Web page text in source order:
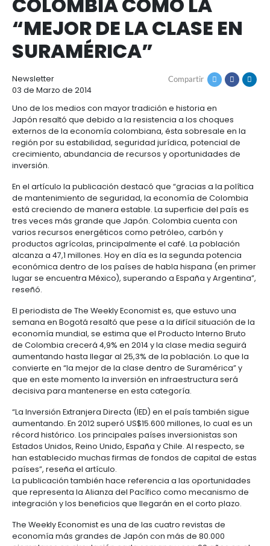
Agroindustria
y
alimentos
Agroindustria
y
alimentos
procesados
Cacao
y
derivados
Forestal
Frutas
y
verduras
Energía
Energía
renovable
Hidrógeno
verde
Salud
y
ciencias
Salud
y
ciencias
Cosméticos
y
Farmacéutica
Infraestructura
Infraestructura
Agua
saneamiento
Infraestructura
social
Manufacturas
Manufacturas
Aeronáutica
Astilleros
Automotriz
Materiales
de
construcción
Tecnología
y
creatividad
Tecnología
y
creatividad
Audiovisual
Centros
de
servicios
compartidos
Data
Otros
sectores
Otros
sectores
Agroquímicos
Infraestructura
en
turismo
Cómo
invertir
Régimen
general
de
la
inversión
extranjera
2.
Régimen
corporativo
3.
Cumplimiento
y
gobierno
corporativo
4.
Derecho
laboral
migratorio
5.
Relaciones
con
el
estado
Recursos
Recursos
Acompañamiento
Buscador
de
oportunidades
Buscador
de
oportunidades
Inversionista
colombiano
Directorio
de
servicios
Recursos
de
información
Mapa
de
proyectos
por
región
Oportunidades
de
Inversión
Regional
Contacto
THE WEEKLY
DE JAPÓN
COLOMBIA COMO LA
“MEJOR DE LA
SURAMÉRICA”
Newsletter
Uno de los medios con mayor tradición e historia
Japón resaltó que debido a la resistencia a los
externos de la economía colombiana, ésta
región por su estabilidad, seguridad jurídica,
crecimiento, abundancia de recursos y
inversión.
de mantenimiento de seguridad, la economía de
está creciendo de manera estable. La superficie
tres veces más grande que Japón. Colombia
varios recursos energéticos como petróleo,
productos agrícolas, principalmente el café. La
alcanza a 47,1 millones. Hoy en día es la segunda
económica dentro de los países de habla hispana
lugar se encuentra México), superando a España y
reseñó.
El periodista de The Weekly Economist es, que
semana en Bogotá resaltó que pese a la difícil
economía mundial, se estima que el Producto
de Colombia crecerá 4,9% en 2014 y la clase
aumentando hasta llegar al 25,3% de la población.
convierte en “la mejor de la clase dentro de
que en este momento la inversión en